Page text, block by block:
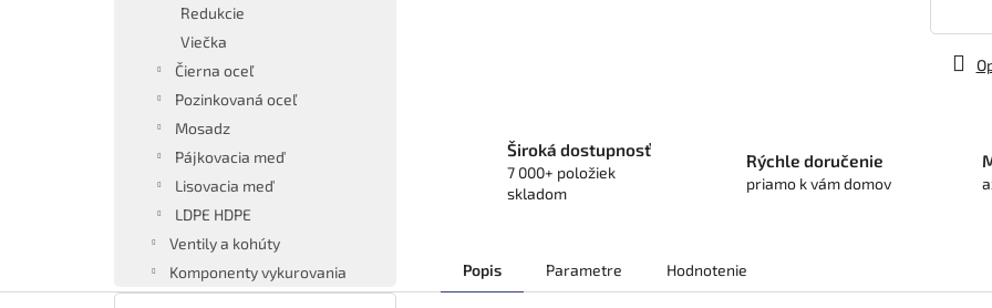
Redukcie
Viečka
Čierna oceľ
Pozinkovaná oceľ
Mosadz
Pájkovacia meď
Lisovacia meď
LDPE HDPE
Ventily a kohúty
Komponenty vykurovania
Široká dostupnosť
7 000+ položiek
skladom
Rýchle doručenie
priamo k vám domov
Popis Parametre Hodnotenie